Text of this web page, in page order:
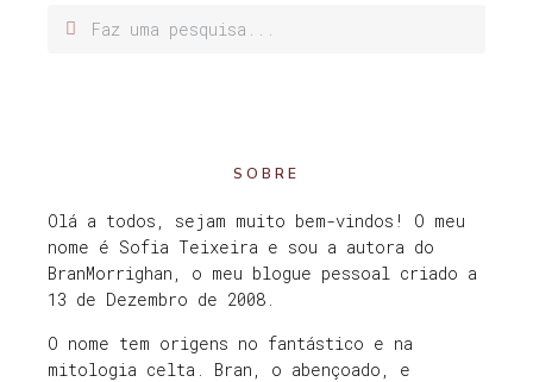
SOBRE
Olá a todos, sejam muito bem-vindos! O meu
nome é Sofia Teixeira e sou a autora do
BranMorrighan, o meu blogue pessoal criado a
13 de Dezembro de 2008.
O nome tem origens no fantástico e na
mitologia celta. Bran, o abençoado, e